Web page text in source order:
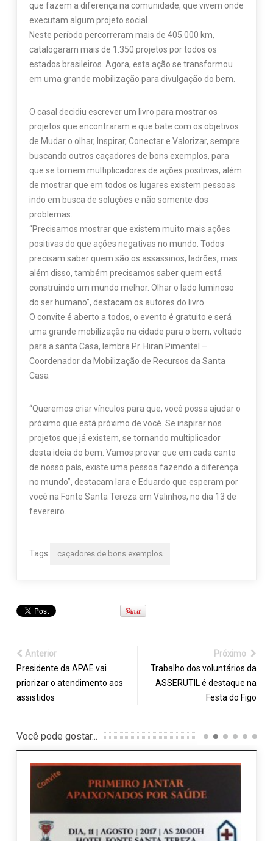
que fazem a diferença na comunidade, que vivem onde
executam algum projeto social.
Neste período percorreram mais de 405.000 km,
catalogaram mais de 1.350 projetos por todos os
estados brasileiros. Agora, esta ação se transformou
em uma grande mobilização para divulgação do bem.
O casal decidiu escrever um livro para mostrar os
projetos que encontraram e que bate com os objetivos
de Mudar o olhar, Inspirar, Conectar e Valorizar, sempre
buscando outros caçadores de bons exemplos, para
que se tornem multiplicadores de ações positivas, além
de mostrar que em todos os lugares existem pessoas
indo em busca de soluções e não somente dos
problemas.
“Precisamos mostrar que existem muito mais ações
positivas do que ações negativas no mundo. Todos
precisam saber quem são os assassinos, ladrões, mas
além disso, também precisamos saber quem está
construindo um mundo melhor. Olhar o lado luminoso
do ser humano”, destacam os autores do livro.
O convite é aberto a todos, o evento é gratuito e será
uma grande mobilização na cidade para o bem, voltado
para a santa Casa, lembra Pr. Hiran Pimentel –
Coordenador da Mobilização de Recursos da Santa
Casa
“Queremos criar vínculos para que, você possa ajudar o
próximo que está próximo de você. Se inspirar nos
projetos que já existem, se tornando multiplicador
desta ideia do bem. Vamos provar que em cada canto
de nosso país, existe uma pessoa fazendo a diferença
no mundo”, destacam Iara e Eduardo que esperam por
você na Fonte Santa Tereza em Valinhos, no dia 13 de
fevereiro.
Tags caçadores de bons exemplos
Anterior
Presidente da APAE vai
priorizar o atendimento aos
assistidos
Próximo
Trabalho dos voluntários da
ASSERUTIL é destaque na
Festa do Figo
Você pode gostar...